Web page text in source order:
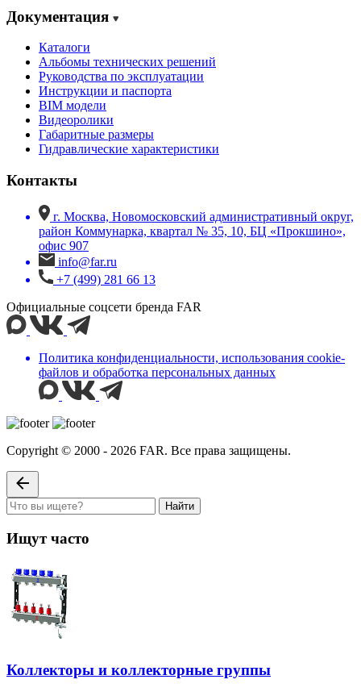
Документация
Каталоги
Альбомы технических решений
Руководства по эксплуатации
Инструкции и паспорта
BIM модели
Видеоролики
Габаритные размеры
Гидравлические характеристики
Контакты
г. Москва, Новомосковский административный округ,
район Коммунарка, квартал № 35, 10, БЦ «Прокшино»,
офис 907
info@far.ru
+7 (499) 281 66 13
Официальные соцсети бренда FAR
Политика конфиденциальности, использования сookie-
файлов и обработка персональных данных
Copyright © 2000 - 2026 FAR. Все права защищены.
Найти
Ищут часто
Коллекторы и коллекторные группы